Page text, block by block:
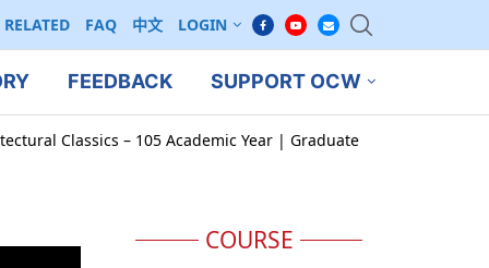
RELATED FAQ 中文 LOGIN
FEEDBACK SUPPORT OCW
Classics – 105 Academic Year | Graduate
COURSE